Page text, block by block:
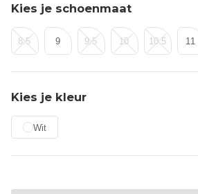
Kies je schoenmaat
8.5 9 9.5 10 10.5 11
Kies je kleur
Wit